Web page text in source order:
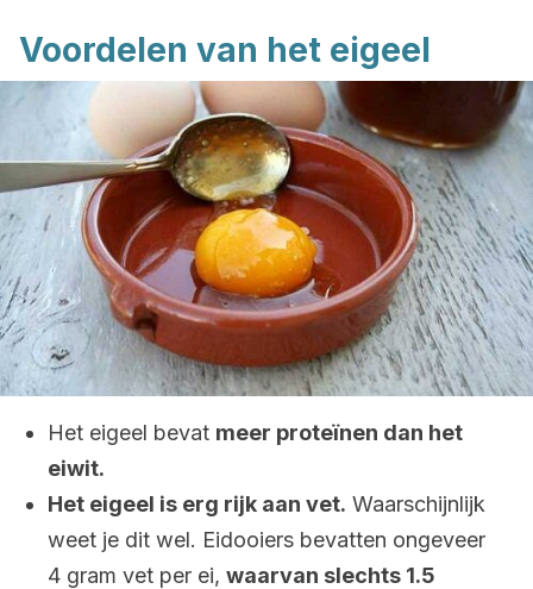
Voordelen van het eigeel
Het eigeel bevat meer proteïnen dan het
eiwit.
Het eigeel is erg rijk aan vet. Waarschijnlijk
weet je dit wel. Eidooiers bevatten ongeveer
4 gram vet per ei, waarvan slechts 1.5